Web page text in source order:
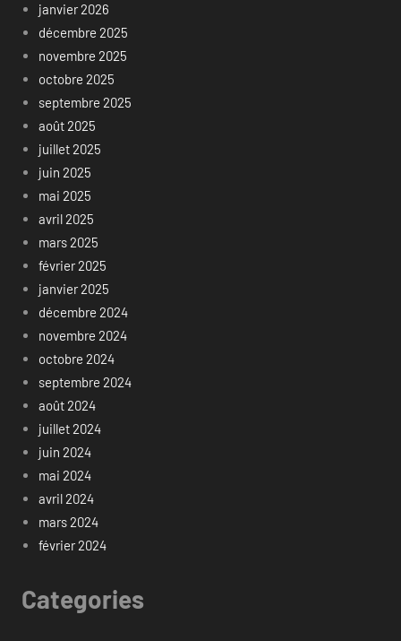
janvier 2026
décembre 2025
novembre 2025
octobre 2025
septembre 2025
août 2025
juillet 2025
juin 2025
mai 2025
avril 2025
mars 2025
février 2025
janvier 2025
décembre 2024
novembre 2024
octobre 2024
septembre 2024
août 2024
juillet 2024
juin 2024
mai 2024
avril 2024
mars 2024
février 2024
Categories